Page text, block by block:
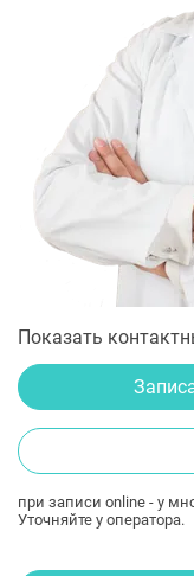
Показать
при записи online - у
Уточняйте у оператора.